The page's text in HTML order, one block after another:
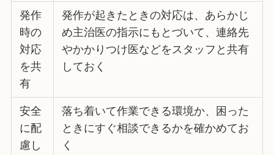
発作
時の
対応
を共
有
発作が起きたときの対応は、あらかじ
め主治医の指示にもとづいて、連絡先
やかかりつけ医などをスタッフと共有
しておく
安全
に配
慮し
落ち着いて作業できる環境か、困った
ときにすぐ相談できるかを確かめてお
く